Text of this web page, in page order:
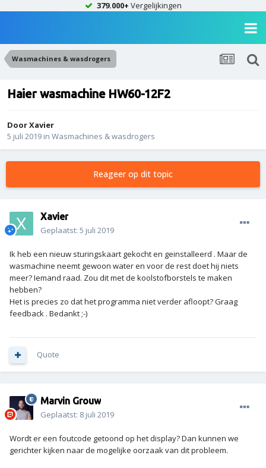
379.000+ Vergelijkingen
Wasmachines & wasdrogers
Haier wasmachine HW60-12F2
DoorXavier
5 juli 2019 in Wasmachines & wasdrogers
Reageer op dit topic
Xavier
Geplaatst: 5 juli 2019
Ik heb een nieuw sturingskaart gekocht en geinstalleerd . Maar de
wasmachine neemt gewoon water en voor de rest doet hij niets
meer? Iemand raad. Zou dit met de koolstofborstels te maken
hebben?
Het is precies zo dat het programma niet verder afloopt? Graag
feedback . Bedankt ;-)
Quote
Marvin Grouw
Geplaatst: 8 juli 2019
Wordt er een foutcode getoond op het display? Dan kunnen we
gerichter kijken naar de mogelijke oorzaak van dit probleem.